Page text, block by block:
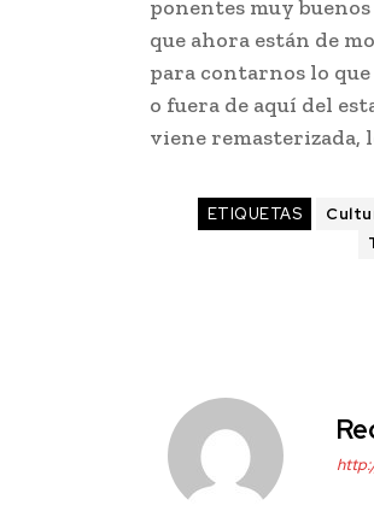
ponentes muy
que ahora están de
para contarnos lo
o fuera de aquí del
viene remasterizada,
ETIQUETAS